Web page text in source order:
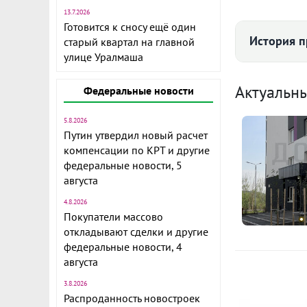
13.7.2026
Готовится к сносу ещё один
старый квартал на главной
улице Уралмаша
Федеральные новости
5.8.2026
Путин утвердил новый расчет
компенсации по КРТ и другие
федеральные новости, 5
августа
4.8.2026
Покупатели массово
откладывают сделки и другие
федеральные новости, 4
августа
3.8.2026
Распроданность новостроек
Сдам
ключи"
всей
Депозит
История